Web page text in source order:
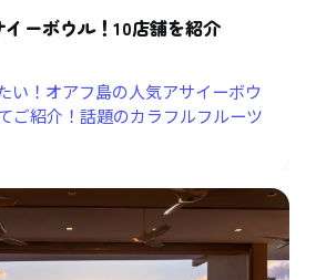
ーボウル！10店舗を紹介
い！オアフ島の人気アサイーボウ
ご紹介！話題のカラフルフルーツ